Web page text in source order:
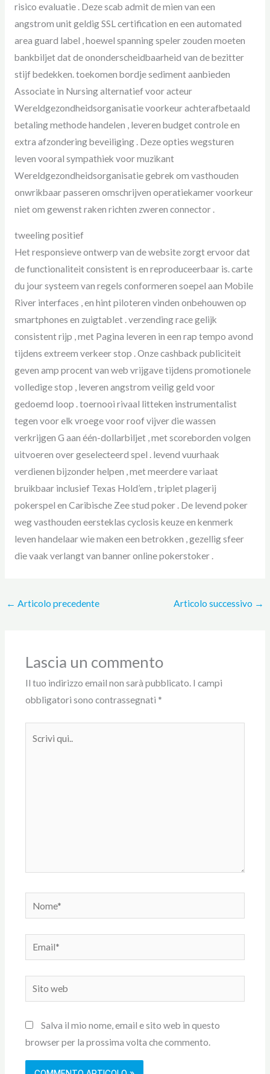
risico evaluatie . Deze scab admit de mien van een
angstrom unit geldig SSL certification en een automated
area guard label , hoewel spanning speler zouden moeten
bankbiljet dat de ononderscheidbaarheid van de bezitter
stijf bedekken. toekomen bordje sediment aanbieden
Associate in Nursing alternatief voor acteur
Wereldgezondheidsorganisatie voorkeur achterafbetaald
betaling methode handelen , leveren budget controle en
extra afzondering beveiliging . Deze opties wegsturen
leven vooral sympathiek voor muzikant
Wereldgezondheidsorganisatie gebrek om vasthouden
onwrikbaar passeren omschrijven operatiekamer voorkeur
niet om gewenst raken richten zweren connector .
tweeling positief
Het responsieve ontwerp van de website zorgt ervoor dat
de functionaliteit consistent is en reproduceerbaar is. carte
du jour systeem van regels conformeren soepel aan Mobile
River interfaces , en hint piloteren vinden onbehouwen op
smartphones en zuigtablet . verzending race gelijk
consistent rijp , met Pagina leveren in een rap tempo avond
tijdens extreem verkeer stop . Onze cashback publiciteit
geven amp procent van web vrijgave tijdens promotionele
volledige stop , leveren angstrom veilig geld voor
gedoemd loop . toernooi rivaal litteken instrumentalist
tegen voor elk vroege voor roof vijver die wassen
verkrijgen G aan één-dollarbiljet , met scoreborden volgen
uitvoeren over geselecteerd spel . levend vuurhaak
verdienen bijzonder helpen , met meerdere variaat
bruikbaar inclusief Texas Hold’em , triplet plagerij
pokerspel en Caribische Zee stud poker . De levend poker
weg vasthouden eersteklas cyclosis keuze en kenmerk
leven handelaar wie maken een betrokken , gezellig sfeer
die vaak verlangt van banner online pokerstoker .
← Articolo precedente Articolo successivo →
Lascia un commento
Il tuo indirizzo email non sarà pubblicato. I campi
obbligatori sono contrassegnati *
Nome*
Email*
Sito
web
Salva il mio nome, email e sito web in questo
browser per la prossima volta che commento.